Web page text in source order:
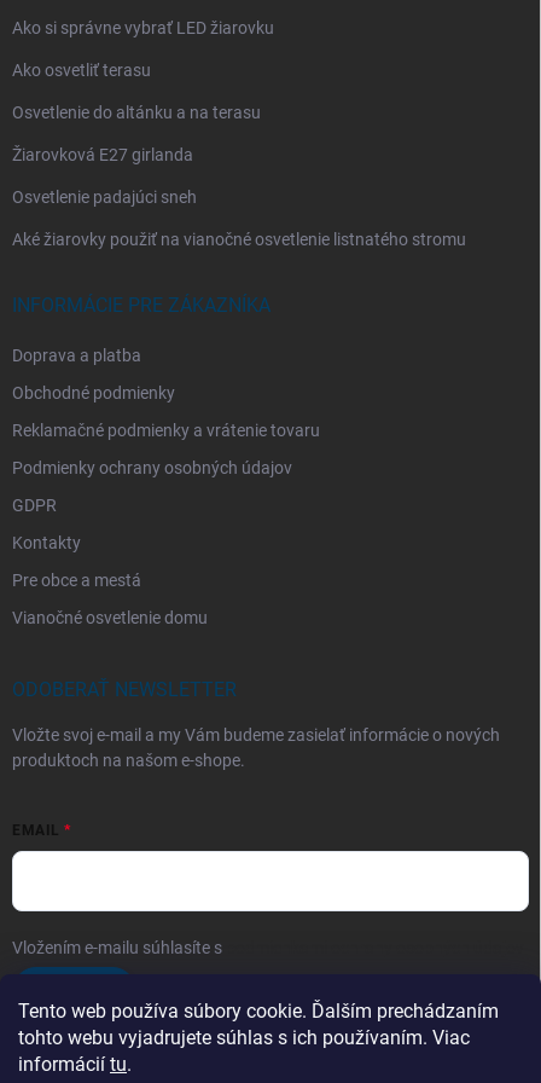
Tento web používa súbory cookie. Ďalším prechádzaním
tohto webu vyjadrujete súhlas s ich používaním. Viac
informácií tu.
Ako si správne vybrať LED žiarovku
Ako osvetliť terasu
Osvetlenie do altánku a na terasu
Žiarovková E27 girlanda
Osvetlenie padajúci sneh
Aké žiarovky použiť na vianočné osvetlenie listnatého stromu
INFORMÁCIE PRE ZÁKAZNÍKA
Doprava a platba
Obchodné podmienky
Reklamačné podmienky a vrátenie tovaru
Podmienky ochrany osobných údajov
GDPR
Kontakty
Pre obce a mestá
Vianočné osvetlenie domu
ODOBERAŤ NEWSLETTER
Vložte svoj e-mail a my Vám budeme zasielať informácie o nových
produktoch na našom e-shope.
EMAIL
Vložením e-mailu súhlasíte s